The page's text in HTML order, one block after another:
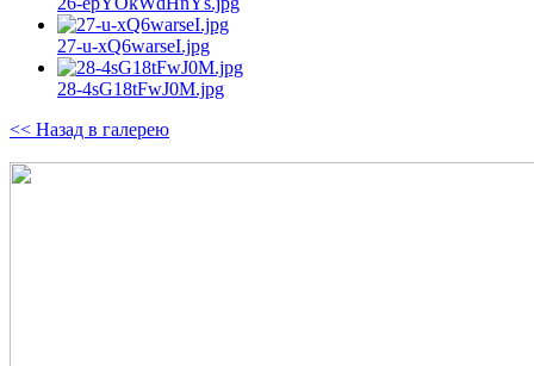
27-u-xQ6warseI.jpg
28-4sG18tFwJ0M.jpg
<< Назад в галерею